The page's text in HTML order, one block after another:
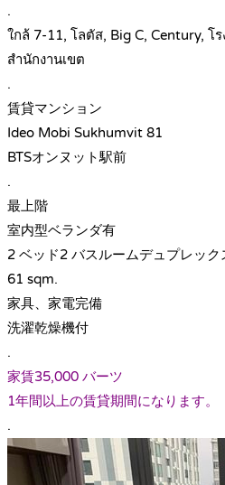
.
ใกล้ 7-11, โลตัส, Big C, Century, โ
สำนักงานเขต
.
賃貸マンション
Ideo Mobi Sukhumvit 81
BTSオンヌット駅前
.
最上階
室内型ベランダ有
2 ベッド2 バスルームデュプレック
61 sqm.
家具、家電完備
洗濯乾燥機付
.
家賃35,000 バーツ
1年間以上の賃貸期間になります。
.